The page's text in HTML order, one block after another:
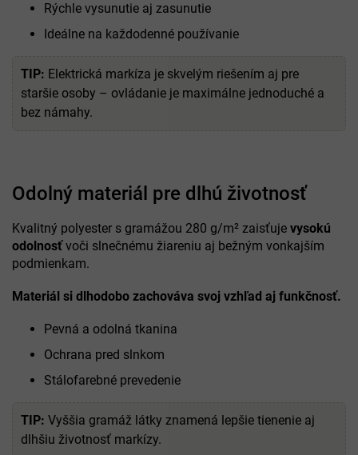
Rýchle vysunutie aj zasunutie
Ideálne na každodenné používanie
TIP: Elektrická markíza je skvelým riešením aj pre
staršie osoby – ovládanie je maximálne jednoduché a
bez námahy.
Odolný materiál pre dlhú životnosť
Kvalitný polyester s gramážou 280 g/m² zaisťuje vysokú
odolnosťvoči slnečnému žiareniu aj bežným vonkajším
podmienkam.
Materiál si dlhodobo zachováva svoj vzhľad aj funkčnosť.
Pevná a odolná tkanina
Ochrana pred slnkom
Stálofarebné prevedenie
TIP: Vyššia gramáž látky znamená lepšie tienenie aj
dlhšiu životnosť markízy.